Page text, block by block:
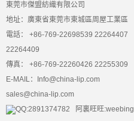
東莞市傑盟紡織有限公司
地址：廣東省東莞市東城區周屋工業區
電話： +86-769-22698539 22264407
22264409
傳真： +86-769-22260426 22255309
E-MAIL：
Info@china-lip.com
sales@china-lip.com
QQ:2891374782 阿裏旺旺:weebing